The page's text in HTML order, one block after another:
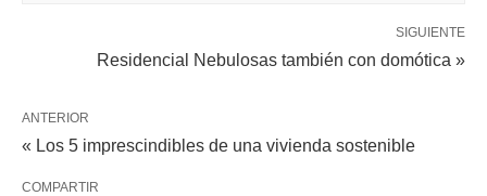
SIGUIENTE
Residencial Nebulosas también con domótica »
ANTERIOR
« Los 5 imprescindibles de una vivienda sostenible
COMPARTIR